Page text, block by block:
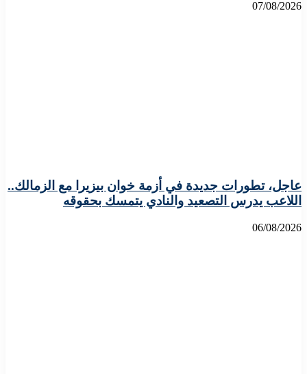
07/08/2026
عاجل، تطورات جديدة في أزمة خوان بيزيرا مع الزمالك..
اللاعب يدرس التصعيد والنادي يتمسك بحقوقه
06/08/2026